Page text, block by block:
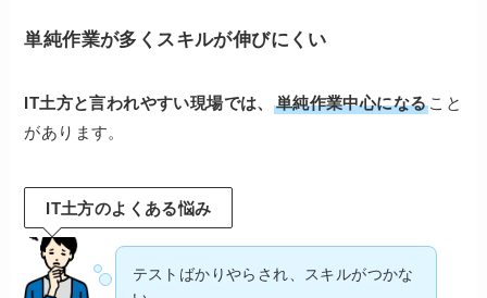
単純作業が多くスキルが伸びにくい
IT土方と言われやすい現場では、 単純作業中心になる こと
があります。
IT土方のよくある悩み
テストばかりやらされ、スキルがつかな